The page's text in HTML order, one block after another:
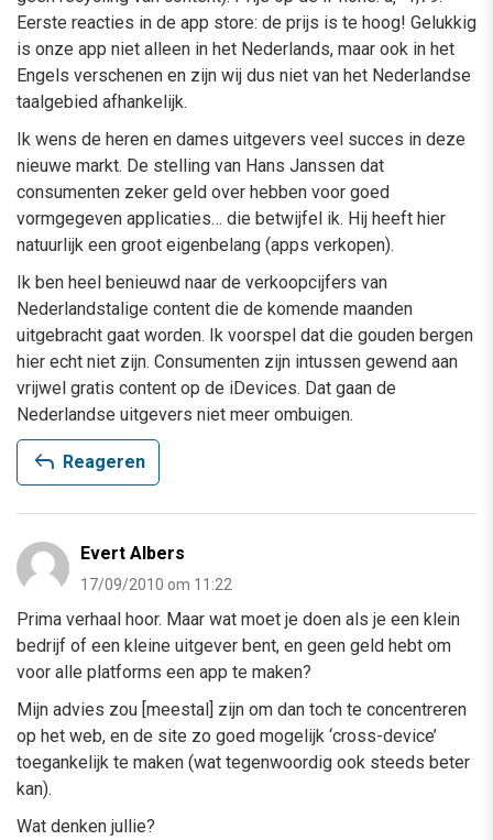
Eerste reacties in de app store: de prijs is te hoog! Gelukkig
is onze app niet alleen in het Nederlands, maar ook in het
Engels verschenen en zijn wij dus niet van het Nederlandse
taalgebied afhankelijk.
Ik wens de heren en dames uitgevers veel succes in deze
nieuwe markt. De stelling van Hans Janssen dat
consumenten zeker geld over hebben voor goed
vormgegeven applicaties… die betwijfel ik. Hij heeft hier
natuurlijk een groot eigenbelang (apps verkopen).
Ik ben heel benieuwd naar de verkoopcijfers van
Nederlandstalige content die de komende maanden
uitgebracht gaat worden. Ik voorspel dat die gouden bergen
hier echt niet zijn. Consumenten zijn intussen gewend aan
vrijwel gratis content op de iDevices. Dat gaan de
Nederlandse uitgevers niet meer ombuigen.
reply Reageren
Evert Albers
17/09/2010 om 11:22
Prima verhaal hoor. Maar wat moet je doen als je een klein
bedrijf of een kleine uitgever bent, en geen geld hebt om
voor alle platforms een app te maken?
Mijn advies zou [meestal] zijn om dan toch te concentreren
op het web, en de site zo goed mogelijk ‘cross-device’
toegankelijk te maken (wat tegenwoordig ook steeds beter
kan).
Wat denken jullie?